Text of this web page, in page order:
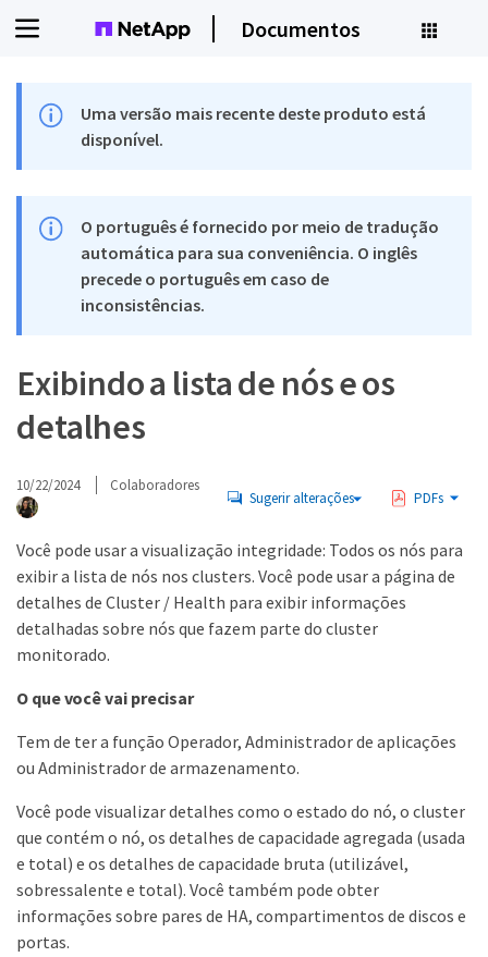
Documentos
Uma versão mais recente deste produto está
disponível.
O português é fornecido por meio de tradução
automática para sua conveniência. O inglês
precede o português em caso de
inconsistências.
Exibindo a lista de nós e os
detalhes
10/22/2024 Colaboradores
Sugerir alterações PDFs
Você pode usar a visualização integridade: Todos os nós para
exibir a lista de nós nos clusters. Você pode usar a página de
detalhes de Cluster / Health para exibir informações
detalhadas sobre nós que fazem parte do cluster
monitorado.
O que você vai precisar
Tem de ter a função Operador, Administrador de aplicações
ou Administrador de armazenamento.
Você pode visualizar detalhes como o estado do nó, o cluster
que contém o nó, os detalhes de capacidade agregada (usada
e total) e os detalhes de capacidade bruta (utilizável,
sobressalente e total). Você também pode obter
informações sobre pares de HA, compartimentos de discos e
portas.